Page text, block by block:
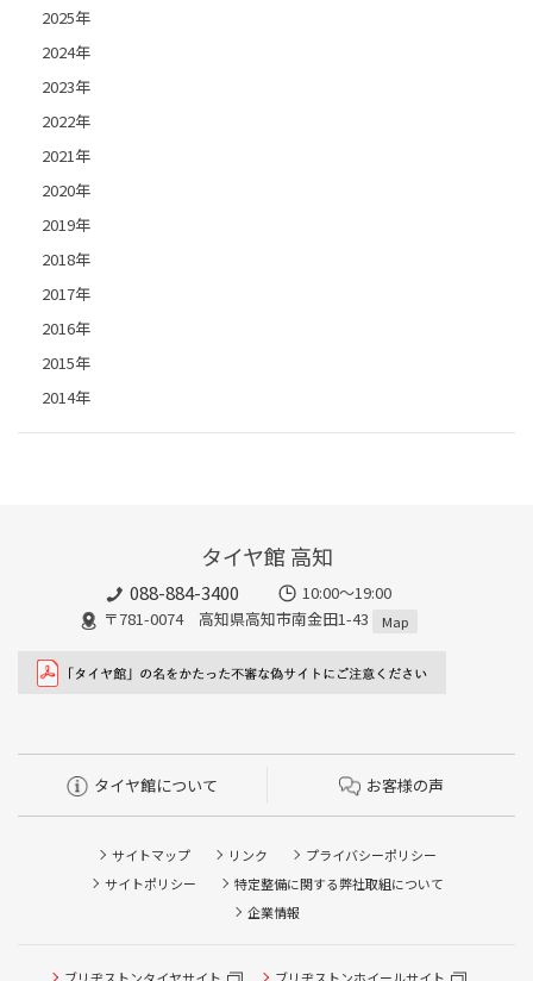
2025年
2024年
2023年
2022年
2021年
2020年
2019年
2018年
2017年
2016年
2015年
2014年
タイヤ館 高知
088-884-3400
10:00〜19:00
〒781-0074 高知県高知市南金田1-43
Map
タイヤ館について お客様の声
サイトマップ リンク
プライバシーポリシー
サイトポリシー
特定整備に関する弊社取組について
企業情報
ブリヂストンタイヤサイト ブリヂストンホイールサイト